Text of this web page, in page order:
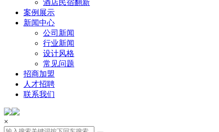
酒店民宿翻新
案例展示
新闻中心
公司新闻
行业新闻
设计风格
常见问题
招商加盟
人才招聘
联系我们
×